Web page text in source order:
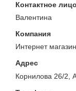
Валентина
Интернет
Корнилова 26/2,